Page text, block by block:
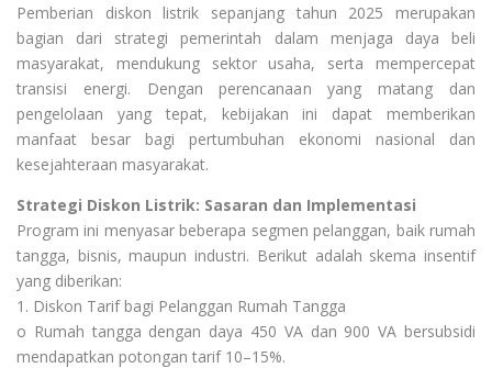
Pemberian diskon listrik sepanjang tahun 2025 merupakan
bagian dari strategi pemerintah dalam menjaga daya beli
masyarakat, mendukung sektor usaha, serta mempercepat
transisi energi. Dengan perencanaan yang matang dan
pengelolaan yang tepat, kebijakan ini dapat memberikan
manfaat besar bagi pertumbuhan ekonomi nasional dan
kesejahteraan masyarakat.
Strategi Diskon Listrik: Sasaran dan Implementasi
Program ini menyasar beberapa segmen pelanggan, baik rumah
tangga, bisnis, maupun industri. Berikut adalah skema insentif
yang diberikan:
1. Diskon Tarif bagi Pelanggan Rumah Tangga
o Rumah tangga dengan daya 450 VA dan 900 VA bersubsidi
mendapatkan potongan tarif 10–15%.